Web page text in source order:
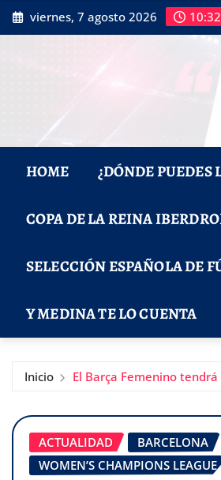
Saltar
al
viernes, 7 agosto 2026
HOME ¿DÓNDE PUEDES
COPA DE LA REINA
SELECCIÓN ESPAÑOLA DE
Y MEDINA TE LO CUENTA
Inicio El Barça Femenino tendrá
ACTUALIDAD BARCELONA
WOMEN’S CHAMPIONS LEAGUE